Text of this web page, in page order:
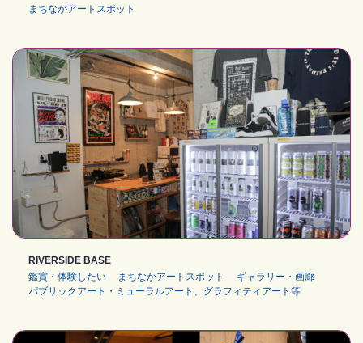
まちなかアートスポット
RIVERSIDE BASE
鑑賞・体験したい
まちなかアートスポット
ギャラリー・画廊
パブリックアート・ミューラルアート、グラフィティアート等